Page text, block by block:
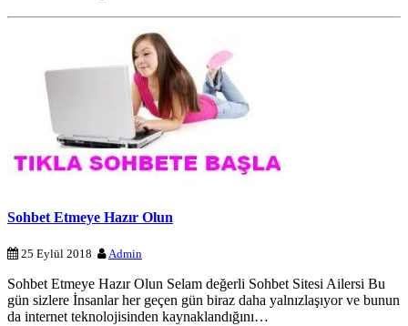
Sohbet Etmeye Hazır Olun
25 Eylül 2018 Admin
Sohbet Etmeye Hazır Olun Selam değerli Sohbet Sitesi Ailersi Bu
gün sizlere İnsanlar her geçen gün biraz daha yalnızlaşıyor ve bunun
da internet teknolojisinden kaynaklandığını…